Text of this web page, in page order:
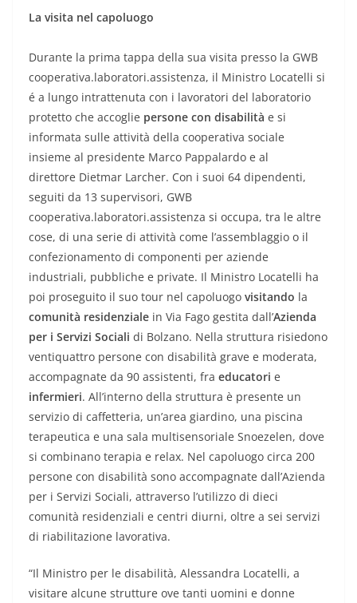
La visita nel capoluogo
Durante la prima tappa della sua visita presso la GWB
cooperativa.laboratori.assistenza, il Ministro Locatelli si
é a lungo intrattenuta con i lavoratori del laboratorio
protetto che accoglie persone con disabilità e si
informata sulle attività della cooperativa sociale
insieme al presidente Marco Pappalardo e al
direttore Dietmar Larcher. Con i suoi 64 dipendenti,
seguiti da 13 supervisori, GWB
cooperativa.laboratori.assistenza si occupa, tra le altre
cose, di una serie di attività come l’assemblaggio o il
confezionamento di componenti per aziende
industriali, pubbliche e private. Il Ministro Locatelli ha
poi proseguito il suo tour nel capoluogo visitando la
comunità residenziale in Via Fago gestita dall’Azienda
per i Servizi Sociali di Bolzano. Nella struttura risiedono
ventiquattro persone con disabilità grave e moderata,
accompagnate da 90 assistenti, fra educatori e
infermieri. All’interno della struttura è presente un
servizio di caffetteria, un’area giardino, una piscina
terapeutica e una sala multisensoriale Snoezelen, dove
si combinano terapia e relax. Nel capoluogo circa 200
persone con disabilità sono accompagnate dall’Azienda
per i Servizi Sociali, attraverso l’utilizzo di dieci
comunità residenziali e centri diurni, oltre a sei servizi
di riabilitazione lavorativa.
“Il Ministro per le disabilità, Alessandra Locatelli, a
visitare alcune strutture ove tanti uomini e donne